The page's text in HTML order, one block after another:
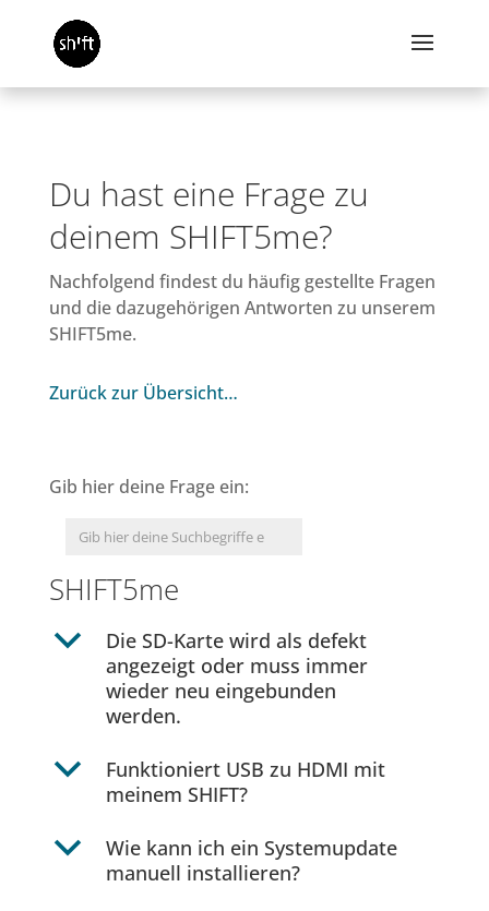
Du hast eine Frage zu
deinem SHIFT5me?
Nachfolgend findest du häufig gestellte Fragen
und die dazugehörigen Antworten zu unserem
SHIFT5me.
Zurück zur Übersicht…
Gib hier deine Frage ein:
SHIFT5me
b
Die SD-Karte wird als defekt
angezeigt oder muss immer
wieder neu eingebunden
werden.
b
Funktioniert USB zu HDMI mit
meinem SHIFT?
b
Wie kann ich ein Systemupdate
manuell installieren?